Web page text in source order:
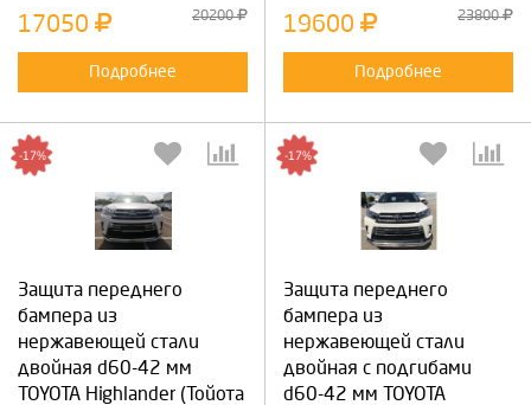
17050 20200
Подробнее
19600 23800
Подробнее
Защита переднего
бампера из
нержавеющей стали
двойная d60-42 мм
TOYOTA Highlander (Тойота
-17%
Защита переднего
бампера из
нержавеющей стали
двойная с подгибами
d60-42 мм TOYOTA
-17%